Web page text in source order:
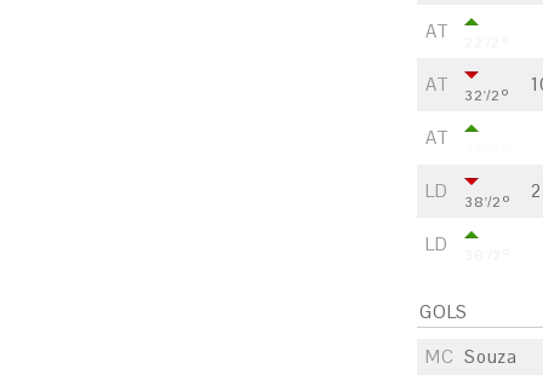
AT
AT 32'/2º
AT
LD 38'/2º 2
LD
GOLS
MC Souza